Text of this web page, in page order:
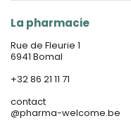
La pharmacie
Rue de Fleurie 1
6941 Bomal
+32 86 21 11 71
contact
@pharma-welcome.be